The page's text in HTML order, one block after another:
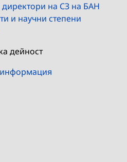
на СЗ на БАН
и научни степени
дейност